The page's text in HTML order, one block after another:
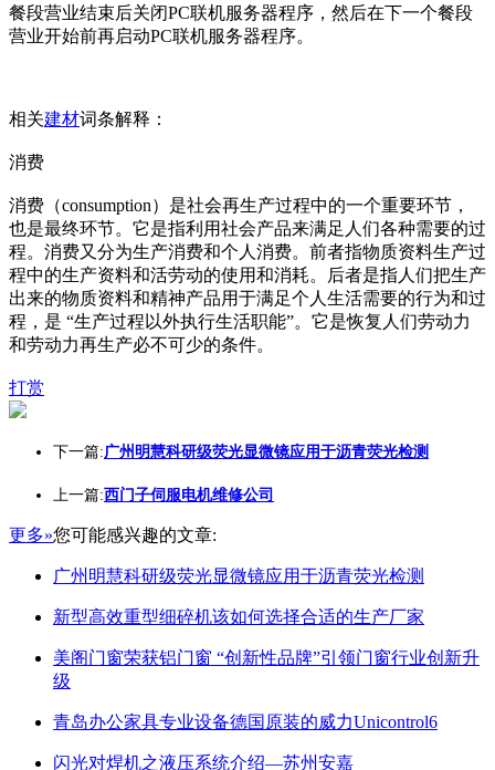
餐段营业结束后关闭PC联机服务器程序，然后在下一个餐段
营业开始前再启动PC联机服务器程序。
相关建材词条解释：
消费
消费（consumption）是社会再生产过程中的一个重要环节，
也是最终环节。它是指利用社会产品来满足人们各种需要的过
程。消费又分为生产消费和个人消费。前者指物质资料生产过
程中的生产资料和活劳动的使用和消耗。后者是指人们把生产
出来的物质资料和精神产品用于满足个人生活需要的行为和过
程，是 “生产过程以外执行生活职能”。它是恢复人们劳动力
和劳动力再生产必不可少的条件。
打赏
下一篇:广州明慧科研级荧光显微镜应用于沥青荧光检测
上一篇:西门子伺服电机维修公司
更多»您可能感兴趣的文章:
广州明慧科研级荧光显微镜应用于沥青荧光检测
新型高效重型细碎机该如何选择合适的生产厂家
美阁门窗荣获铝门窗 “创新性品牌”引领门窗行业创新升
级
青岛办公家具专业设备德国原装的威力Unicontrol6
闪光对焊机之液压系统介绍—苏州安嘉